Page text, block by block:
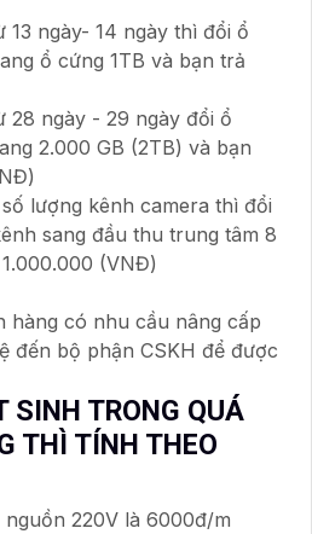
ngày- 14 ngày thì đổi ổ
ổ cứng 1TB và bạn trả
ngày - 29 ngày đổi ổ
2.000 GB (2TB) và bạn
lượng kênh camera thì đổi
sang đầu thu trung tâm 8
(VNĐ)
hàng có nhu cầu nâng cấp
đến bộ phận CSKH để được
SINH TRONG QUÁ
THÌ TÍNH THEO
220V là 6000đ/m